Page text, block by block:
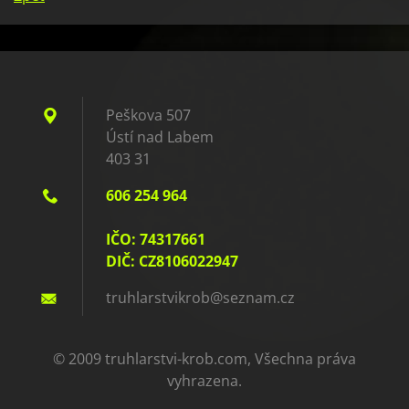
Peškova 507
Ústí nad Labem
403 31
606 254 964
IČO: 74317661
DIČ: CZ8106022947
truhlarstvikrob@seznam.cz
© 2009 truhlarstvi-krob.com, Všechna práva
vyhrazena.